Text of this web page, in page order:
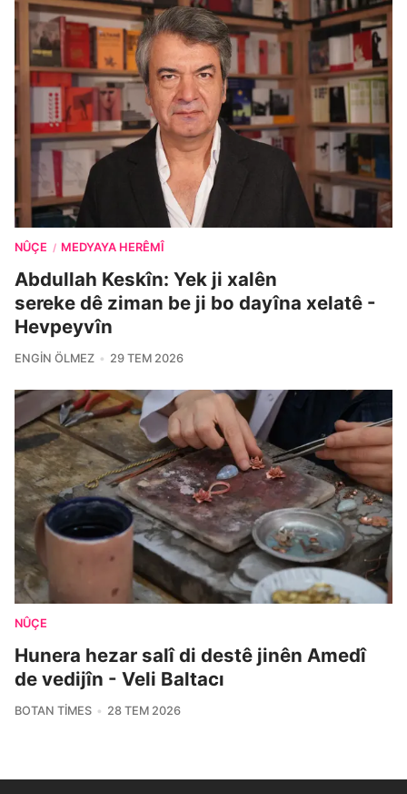
NÛÇE / MEDYAYA HERÊMÎ
Abdullah Keskîn: Yek ji xalên
sereke dê ziman be ji bo dayîna xelatê -
Hevpeyvîn
ENGIN ÖLMEZ 29 TEM 2026
NÛÇE
Hunera hezar salî di destê jinên Amedî
de vedijîn - Veli Baltacı
BOTAN TIMES 28 TEM 2026